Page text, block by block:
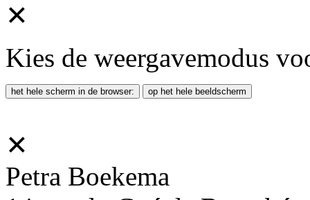
✕
Kies de weergavemodus
het hele scherm in de browser: op het hele beeldscherm
✕
Petra Boekema